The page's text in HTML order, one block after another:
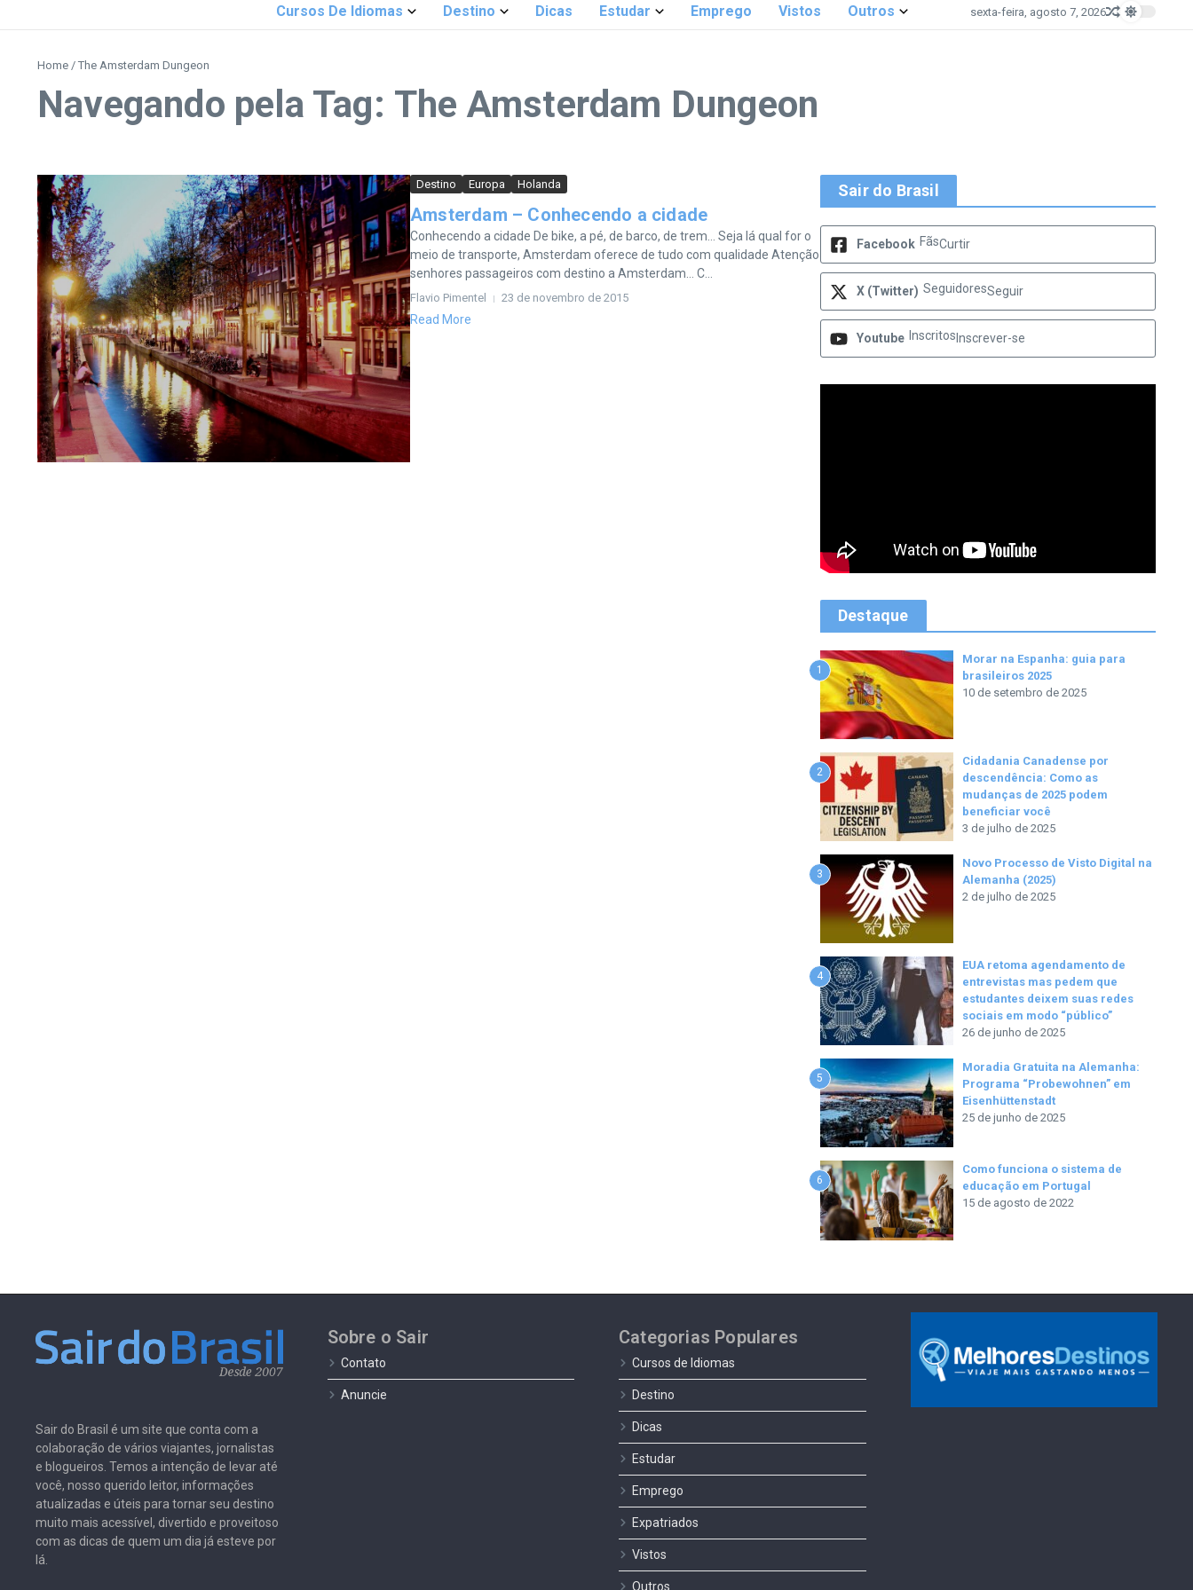
Cursos De Idiomas Destino Dicas Estudar Emprego Vistos Outros sexta-feira, agosto 7, 2026
Home / The Amsterdam Dungeon
Navegando pela Tag: The Amsterdam Dungeon
Destino Europa Holanda
Amsterdam – Conhecendo a cidade
Conhecendo a cidade De bike, a pé, de barco, de trem… Seja lá qual for o
meio de transporte, Amsterdam oferece de tudo com qualidade Atenção
senhores passageiros com destino a Amsterdam… C...
Flavio Pimentel 23 de novembro de 2015
Read More
Sair do Brasil
Facebook FãsCurtir
X (Twitter) SeguidoresSeguir
Youtube Inscritos Inscrever-se
Destaque
1
Morar na Espanha: guia para
brasileiros 2025
10 de setembro de 2025
2
Cidadania Canadense por
descendência: Como as
mudanças de 2025 podem
beneficiar você
3 de julho de 2025
3
Novo Processo de Visto Digital na
Alemanha (2025)
2 de julho de 2025
4
EUA retoma agendamento de
entrevistas mas pedem que
estudantes deixem suas redes
sociais em modo “público”
26 de junho de 2025
5
Moradia Gratuita na Alemanha:
Programa “Probewohnen” em
Eisenhüttenstadt
25 de junho de 2025
6
Como funciona o sistema de
educação em Portugal
15 de agosto de 2022
Sair do Brasil é um site que conta com a
colaboração de vários viajantes, jornalistas
e blogueiros. Temos a intenção de levar até
você, nosso querido leitor, informações
atualizadas e úteis para tornar seu destino
muito mais acessível, divertido e proveitoso
com as dicas de quem um dia já esteve por
lá.
Sobre o Sair
Contato
Anuncie
Categorias Populares
Cursos de Idiomas
Destino
Dicas
Estudar
Emprego
Expatriados
Vistos
Outros